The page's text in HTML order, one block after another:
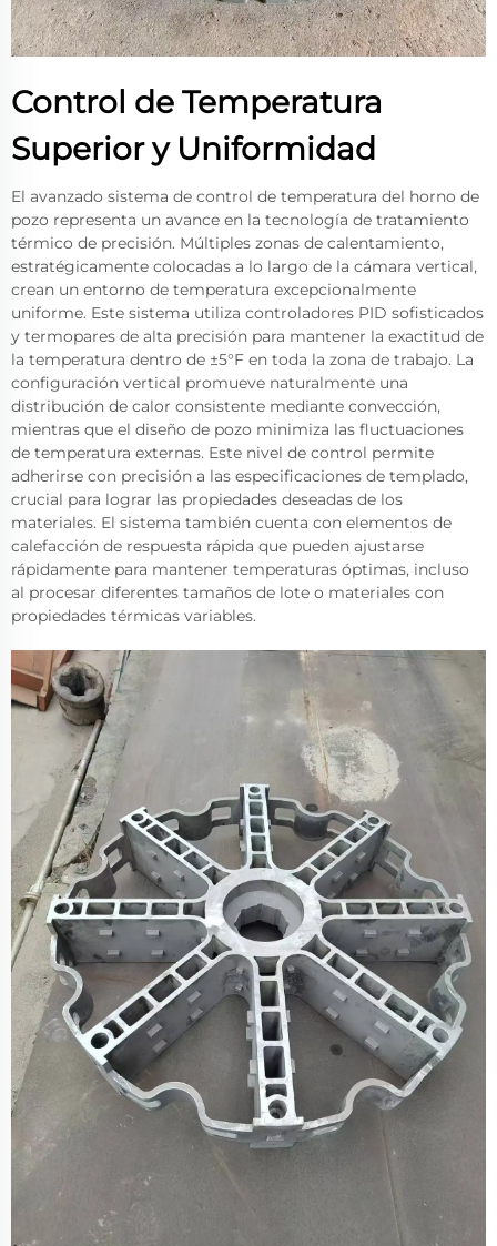
Control de Temperatura
Superior y Uniformidad
El avanzado sistema de control de temperatura del horno de
pozo representa un avance en la tecnología de tratamiento
térmico de precisión. Múltiples zonas de calentamiento,
estratégicamente colocadas a lo largo de la cámara vertical,
crean un entorno de temperatura excepcionalmente
uniforme. Este sistema utiliza controladores PID sofisticados
y termopares de alta precisión para mantener la exactitud de
la temperatura dentro de ±5°F en toda la zona de trabajo. La
configuración vertical promueve naturalmente una
distribución de calor consistente mediante convección,
mientras que el diseño de pozo minimiza las fluctuaciones
de temperatura externas. Este nivel de control permite
adherirse con precisión a las especificaciones de templado,
crucial para lograr las propiedades deseadas de los
materiales. El sistema también cuenta con elementos de
calefacción de respuesta rápida que pueden ajustarse
rápidamente para mantener temperaturas óptimas, incluso
al procesar diferentes tamaños de lote o materiales con
propiedades térmicas variables.